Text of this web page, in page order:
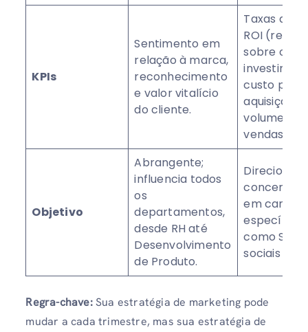
KPIs
Sentimento em
relação à marca,
reconhecimento
e valor vitalício
do cliente.
Taxas de
ROI
sobre o
custo por
aquisição e
volume de
vendas.
Objetivo
Abrangente;
influencia todos
os
departamentos,
desde RH até
Desenvolvimento
de Produto.
em canais
específicos
como SEO,
sociais ou
Regra-chave:Sua estratégia de marketing pode
mudar a cada trimestre, mas sua estratégia de